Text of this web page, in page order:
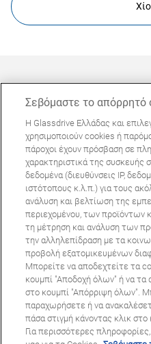
ΜΠΟΡΕΊ ΝΑ ΣΑΣ
Συχνές ερωτήσεις
Σχετικά με εμάς
Πανευρωπαϊκό δίκτυο
Όροι Χρήσης Ιστοτόπου
© Copyright 2024 Glassdrive.
Σεβόμαστε το απόρρητό
Η Glassdrive Ελλάδας και
χρησιμοποιούν cookies ή
πάροχοι έχουν πρόσβαση σε
χαρακτηριστικά της συσκευής
δεδομένα (διευθύνσεις IP,
ιστότοπους κ.λ.π.) για τους
ανάλυση και βελτίωση της
περιεχομένου, των προϊόντων
τη μέτρηση και ανάλυση των
την αλληλεπίδραση με τα
προβολή εξατομικευμένων
Μπορείτε να αποδεχτείτε τα
κουμπί "Αποδοχή όλων" ή να τα
στο κουμπί "Απόρριψη όλων".
παραχωρήσετε ή να
πάσα στιγμή κάνοντας κλικ στο
Για περισσότερες